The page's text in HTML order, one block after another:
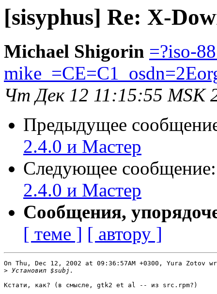
[sisyphus] Re: X-
Michael Shigorin =?iso-
Чт Дек 12 11:15:55 MSK
Предыдущее
2.4.0 и Мастер
Следующее
2.4.0 и Мастер
Сообщения,
[ теме ] [ автору ]
On Thu, Dec 12, 2002 at 09:36:57AM +0300, Yura Zotov
>
Кстати, как? (в смысле, gtk2 et al -- из src.rpm?)